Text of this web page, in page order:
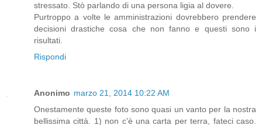
stressato. Stò parlando di una persona ligia al dovere.
Purtroppo a volte le amministrazioni dovrebbero prendere
decisioni drastiche cosa che non fanno e questi sono i
risultati.
Rispondi
Anonimo marzo 21, 2014 10:22 AM
Onestamente queste foto sono quasi un vanto per la nostra
bellissima città. 1) non c'è una carta per terra, fateci caso.